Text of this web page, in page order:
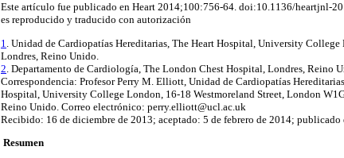
Este artículo fue publicado en Heart 2014;100:756-64. doi:10.1136/heartjnl-
es reproducido y traducido con autorización
1 . Unidad de Cardiopatías Hereditarias, The Heart Hospital, University College
Londres, Reino Unido.
2 . Departamento de Cardiología, The London Chest Hospital, Londres, Reino
Correspondencia: ProfesorPerry M. Elliott, Unidad de Cardiopatías Hereditarias
Hospital, University College London, 16-18 Westmoreland Street, London
Reino Unido Correo electrónico: perry.elliott@ucl.ac.uk
Recibido: 16 de diciembre de 2013; aceptado: 5 de febrero de 2014; publicado
Resumen